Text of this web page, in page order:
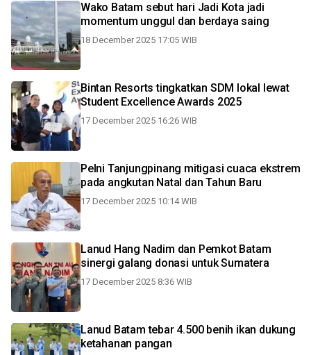
Wako Batam sebut hari Jadi Kota jadi
momentum unggul dan berdaya saing
18 December 2025 17:05 WIB
Bintan Resorts tingkatkan SDM lokal lewat
Student Excellence Awards 2025
17 December 2025 16:26 WIB
Pelni Tanjungpinang mitigasi cuaca ekstrem
pada angkutan Natal dan Tahun Baru
17 December 2025 10:14 WIB
Lanud Hang Nadim dan Pemkot Batam
sinergi galang donasi untuk Sumatera
17 December 2025 8:36 WIB
Lanud Batam tebar 4.500 benih ikan dukung
ketahanan pangan